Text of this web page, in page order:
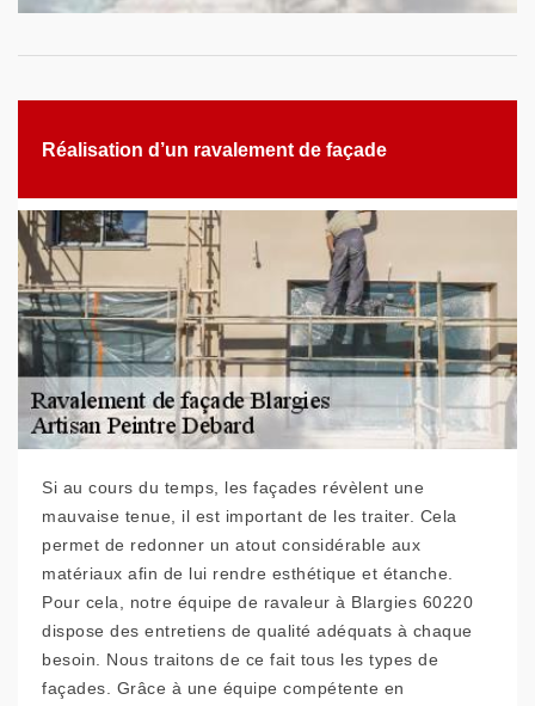
Réalisation d’un ravalement de façade
Si au cours du temps, les façades révèlent une
mauvaise tenue, il est important de les traiter. Cela
permet de redonner un atout considérable aux
matériaux afin de lui rendre esthétique et étanche.
Pour cela, notre équipe de ravaleur à Blargies 60220
dispose des entretiens de qualité adéquats à chaque
besoin. Nous traitons de ce fait tous les types de
façades. Grâce à une équipe compétente en